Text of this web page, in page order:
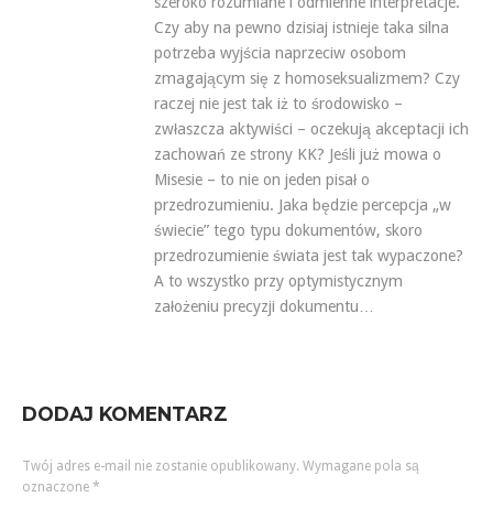
Czy aby na pewno dzisiaj istnieje taka silna
potrzeba wyjścia naprzeciw osobom
zmagającym się z homoseksualizmem? Czy
raczej nie jest tak iż to środowisko –
zwłaszcza aktywiści – oczekują akceptacji ich
zachowań ze strony KK? Jeśli już mowa o
Misesie – to nie on jeden pisał o
przedrozumieniu. Jaka będzie percepcja „w
świecie” tego typu dokumentów, skoro
przedrozumienie świata jest tak wypaczone?
A to wszystko przy optymistycznym
założeniu precyzji dokumentu…
DODAJ KOMENTARZ
Twój adres e-mail nie zostanie opublikowany. Wymagane pola są
oznaczone *